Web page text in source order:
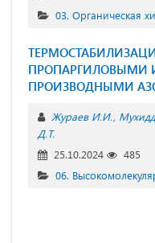
03. Органическая
ПРОПАРГИЛОВЫМИ
ПРОИЗВОДНЫМИ
Жураев И.И.
Д.Т.
25.10.2024
485
06.